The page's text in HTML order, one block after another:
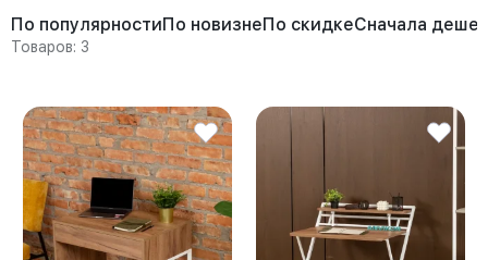
По популярностиПо новизнеПо скидкеСначала
Товаров: 3